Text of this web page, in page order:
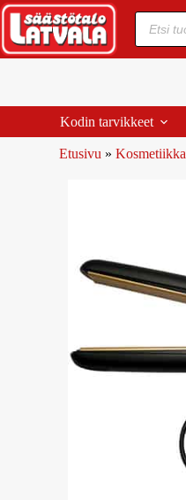
Kodin tarvikkeet
Etusivu » Kosmetiikka